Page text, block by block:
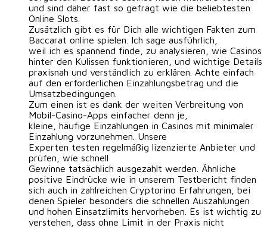
und sind daher fast so gefragt wie die beliebtesten
Online Slots.
Zusätzlich gibt es für Dich alle wichtigen Fakten zum
Baccarat online spielen. Ich sage ausführlich,
weil ich es spannend finde, zu analysieren, wie Casinos
hinter den Kulissen funktionieren, und wichtige Details
praxisnah und verständlich zu erklären. Achte einfach
auf den erforderlichen Einzahlungsbetrag und die
Umsatzbedingungen.
Zum einen ist es dank der weiten Verbreitung von
Mobil-Casino-Apps einfacher denn je,
kleine, häufige Einzahlungen in Casinos mit minimaler
Einzahlung vorzunehmen. Unsere
Experten testen regelmäßig lizenzierte Anbieter und
prüfen, wie schnell
Gewinne tatsächlich ausgezahlt werden. Ähnliche
positive Eindrücke wie in unserem Testbericht finden
sich auch in zahlreichen Cryptorino Erfahrungen, bei
denen Spieler besonders die schnellen Auszahlungen
und hohen Einsatzlimits hervorheben. Es ist wichtig zu
verstehen, dass ohne Limit in der Praxis nicht